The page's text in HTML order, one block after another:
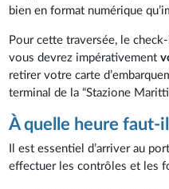
bien en format numérique
Pour cette traversée, le
vous devrez impérativement
retirer votre carte
terminal de la “Stazione
À quelle heure faut-
Il est essentiel d’arriver au
effectuer les contrôles et les